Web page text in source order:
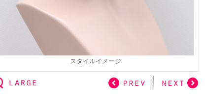
スタイルイメージ